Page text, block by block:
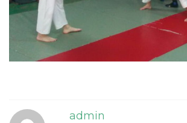
admin